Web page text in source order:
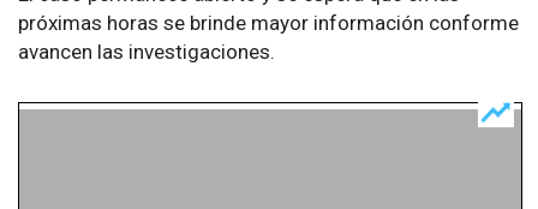
próximas horas se brinde mayor información conforme
avancen las investigaciones.